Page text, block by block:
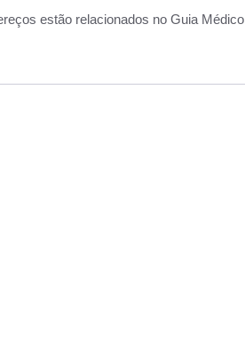
estão relacionados no Guia Médico